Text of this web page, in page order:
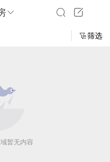
筛选
暂无内容